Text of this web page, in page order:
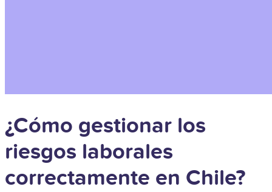
¿Cómo gestionar los
riesgos laborales
correctamente en Chile?